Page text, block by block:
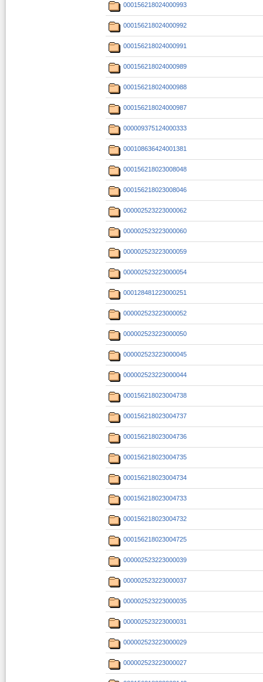
000156218024000993
000156218024000992
000156218024000991
000156218024000989
000156218024000988
000156218024000987
000009375124000333
000108636424001381
000156218023008048
000156218023008046
000002523223000062
000002523223000060
000002523223000059
000002523223000054
000128481223000251
000002523223000052
000002523223000050
000002523223000045
000002523223000044
000156218023004738
000156218023004737
000156218023004736
000156218023004735
000156218023004734
000156218023004733
000156218023004732
000156218023004725
000002523223000039
000002523223000037
000002523223000035
000002523223000031
000002523223000029
000002523223000027